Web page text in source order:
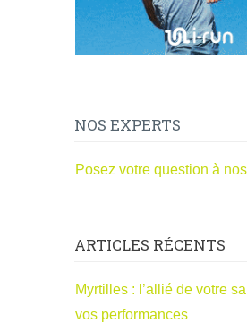
NOS EXPERTS
Posez votre question à
ARTICLES RÉCENTS
Myrtilles : l’allié de votre
vos performances